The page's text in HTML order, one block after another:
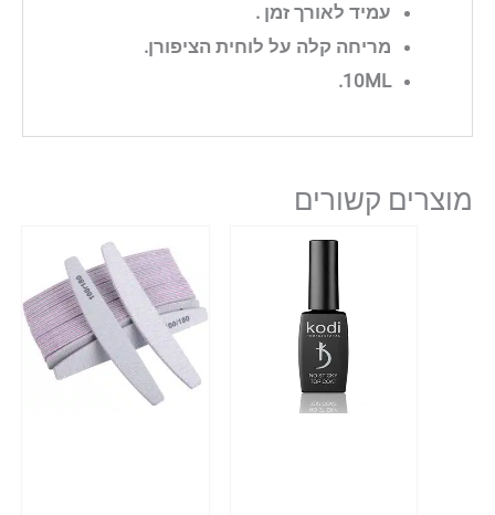
עמיד לאורך זמן .
מריחה קלה על לוחית הציפורן.
10ML.
מוצרים קשורים